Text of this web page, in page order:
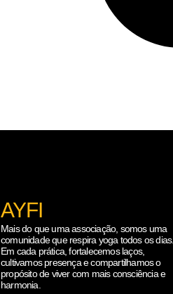
AYFI
Mais do que uma associação, somos uma
comunidade que respira yoga todos os dias.
Em cada prática, fortalecemos laços,
cultivamos presença e compartilhamos o
propósito de viver com mais consciência e
harmonia.